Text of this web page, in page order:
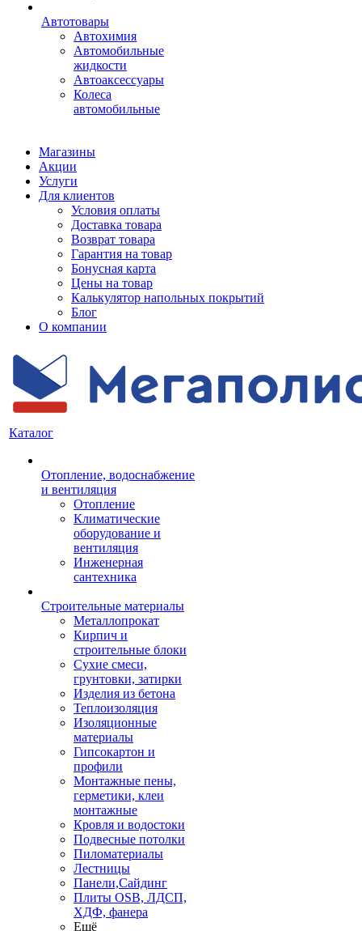
Автотовары
Автохимия
Автомобильные
жидкости
Автоаксессуары
Колеса
автомобильные
Магазины
Акции
Услуги
Для клиентов
Условия оплаты
Доставка товара
Возврат товара
Гарантия на товар
Бонусная карта
Цены на товар
Калькулятор напольных покрытий
Блог
О компании
Каталог
Отопление, водоснабжение
и вентиляция
Отопление
Климатические
оборудование и
вентиляция
Инженерная
сантехника
Строительные материалы
Металлопрокат
Кирпич и
строительные блоки
Сухие смеси,
грунтовки, затирки
Изделия из бетона
Теплоизоляция
Изоляционные
материалы
Гипсокартон и
профили
Монтажные пены,
герметики, клеи
монтажные
Кровля и водостоки
Подвесные потолки
Пиломатериалы
Лестницы
Панели,Сайдинг
Плиты OSB, ЛДСП,
ХДФ, фанера
Ещё